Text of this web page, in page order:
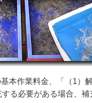
本作業料金、「（1）
る必要がある場合、補